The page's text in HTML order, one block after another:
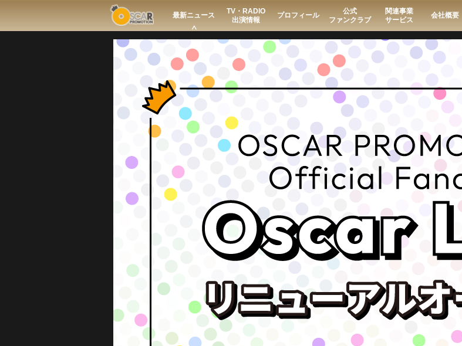
最新ニュース
TV・RADIO
出演情報
プロフィール
公式
ファンクラブ
関連事業
サービス
会社概要